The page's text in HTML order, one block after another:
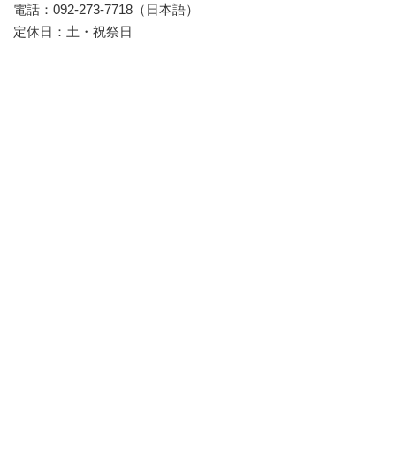
電話：092-273-7718（日本語）
定休日：土・祝祭日